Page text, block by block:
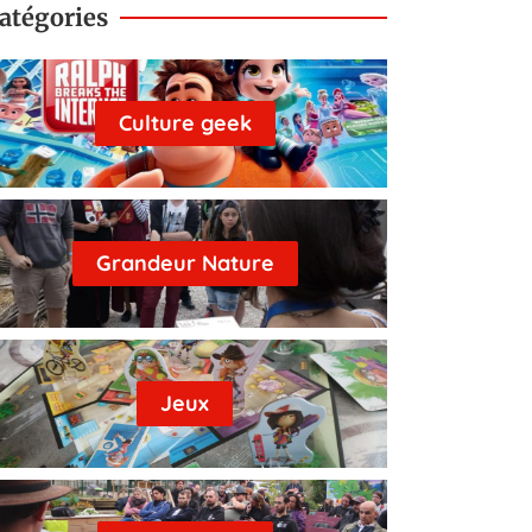
Culture geek
Grandeur Nature
Jeux